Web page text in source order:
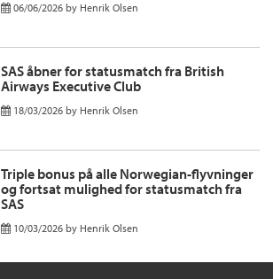
06/06/2026 by Henrik Olsen
SAS åbner for statusmatch fra British
Airways Executive Club
18/03/2026 by Henrik Olsen
Triple bonus på alle Norwegian-flyvninger
og fortsat mulighed for statusmatch fra
SAS
10/03/2026 by Henrik Olsen